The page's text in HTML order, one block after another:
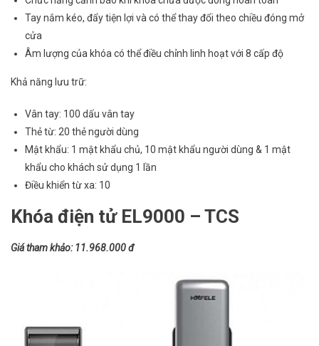
Tay nắm kéo, đẩy tiện lợi và có thể thay đổi theo chiều đóng mở
cửa
Âm lượng của khóa có thể điều chỉnh linh hoạt với 8 cấp độ
Khả năng lưu trữ:
Vân tay: 100 dấu vân tay
Thẻ từ: 20 thẻ người dùng
Mật khẩu: 1 mật khẩu chủ, 10 mật khẩu người dùng & 1 mật
khẩu cho khách sử dụng 1 lần
Điều khiển từ xa: 10
Khóa điện tử EL9000 – TCS
Giá tham khảo: 11.968.000 đ